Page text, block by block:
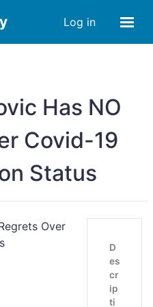
Log in
Has NO
Covid-19
Status
D
es
cr
ip
ti